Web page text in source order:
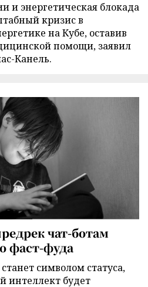
и энергетическая блокада
кризис в
на Кубе, оставив
помощи, заявил
Канель.
чат-ботам
фаст-фуда
символом статуса,
интеллект будет